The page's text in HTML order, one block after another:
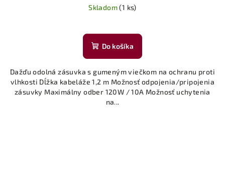
Skladom(1 ks)
Do košíka
Dažďu odolná zásuvka s gumeným viečkom na ochranu proti
vlhkosti Dĺžka kabeláže 1,2 m Možnosť odpojenia/pripojenia
zásuvky Maximálny odber 120W / 10A Možnosť uchytenia
na...